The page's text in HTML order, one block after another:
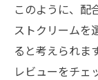
を選ぶ
ハリと美
バス
このように、配
ストクリームを
ると考えられま
レビューをチェ